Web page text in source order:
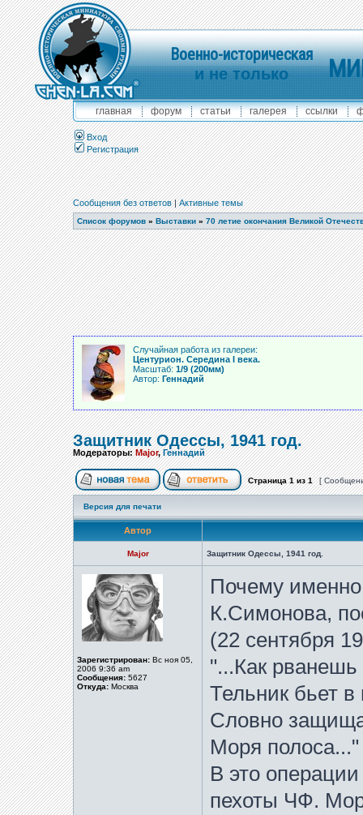
Военно-историческая
и не только
главная форум статьи галерея ссылки
Вход
Регистрация
Сообщения без ответов|Активные темы
Список форумов » Выставки » 70 летие окончания Великой
Случайная работа из галереи:
Центурион. Середина I века.
Масштаб: 1/9 (200мм)
Автор: Геннадий
Защитник Одессы, 1941 год.
Модераторы:Major,Геннадий
Страница1из1 [
Версия для печати
Автор
Major Защитник Одессы, 1941 год.
Зарегистрирован: Вс ноя 05,
2006 9:36 am
Сообщения: 5627
Откуда: Москва
Почему
К.Симонова,
(22 сентября
"...Как рванешь
Тельник бьет в
Словно
Моря полоса..."
В это
пехоты ЧФ.